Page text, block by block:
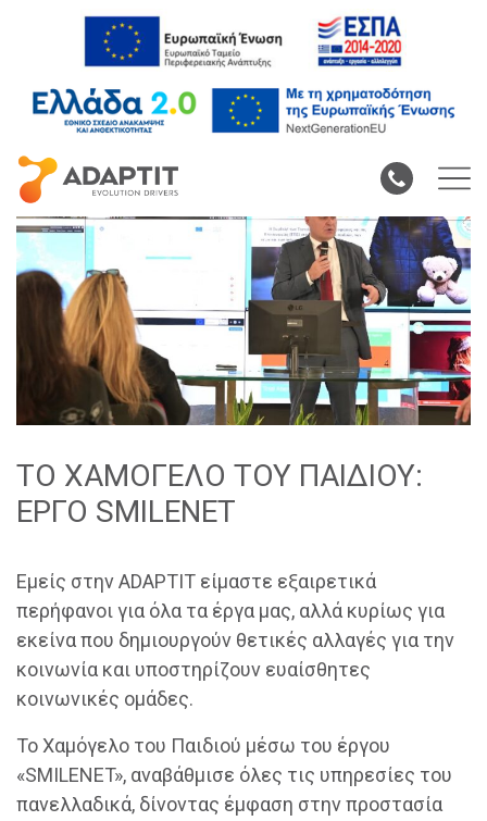
ΤΟ ΧΑΜΟΓΕΛΟ ΤΟΥ ΠΑΙΔΙΟΥ:
ΕΡΓΟ SMILENET
Εμείς στην ADAPTIT είμαστε εξαιρετικά
περήφανοι για όλα τα έργα μας, αλλά κυρίως για
εκείνα που δημιουργούν θετικές αλλαγές για την
κοινωνία και υποστηρίζουν ευαίσθητες
κοινωνικές ομάδες.
Το Χαμόγελο του Παιδιού μέσω του έργου
«SMILENET», αναβάθμισε όλες τις υπηρεσίες του
πανελλαδικά, δίνοντας έμφαση στην προστασία